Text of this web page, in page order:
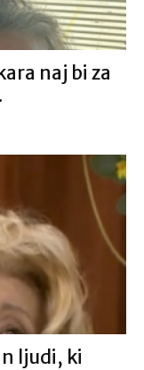
naj bi za
ljudi, ki